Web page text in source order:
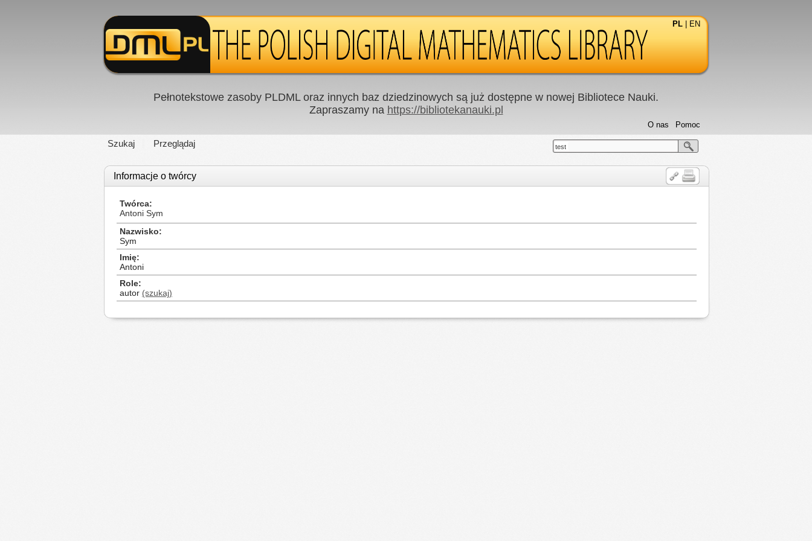
PL EN
Pełnotekstowe zasoby PLDML oraz innych baz dziedzinowych są już dostępne w nowej Bibliotece Nauki.
Zapraszamy na https://bibliotekanauki.pl
Szukaj Przeglądaj
Pomoc
O nas
test
Informacje o twórcy
Twórca
Antoni Sym
Nazwisko
Sym
Imię
Antoni
Role
autor (szukaj)